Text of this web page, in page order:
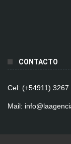
CONTACTO
Cel: (+54911) 3267
Mail: